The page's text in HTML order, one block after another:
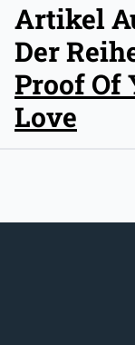
Artikel
Der
Proof Of
Love